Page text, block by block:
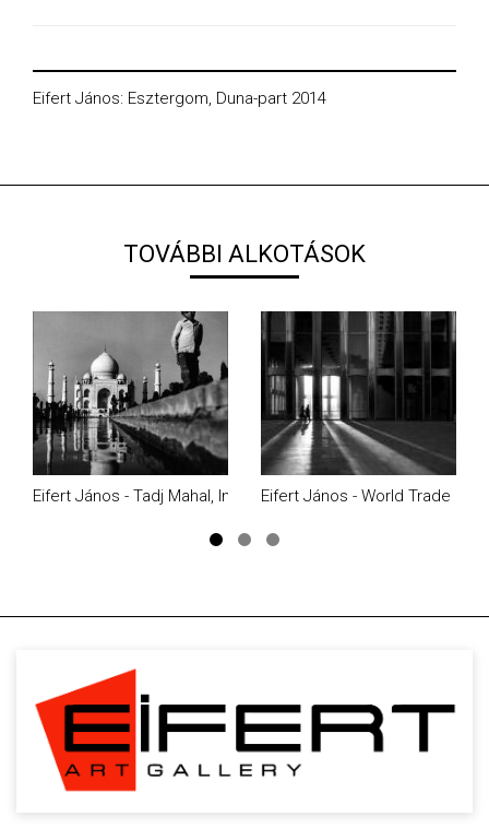
Eifert János: Esztergom, Duna-part 2014
TOVÁBBI ALKOTÁSOK
Eifert János - Tadj Mahal, India (1974)Eifert János - World Trade